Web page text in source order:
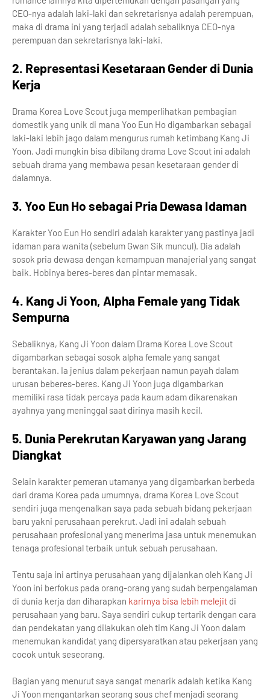
CEO-nya adalah laki-laki dan sekretarisnya adalah perempuan,
maka di drama ini yang terjadi adalah sebaliknya CEO-nya
perempuan dan sekretarisnya laki-laki.
2. Representasi Kesetaraan Gender di Dunia
Kerja
Drama Korea Love Scout juga memperlihatkan pembagian
domestik yang unik di mana Yoo Eun Ho digambarkan sebagai
laki-laki lebih jago dalam mengurus rumah ketimbang Kang Ji
Yoon. Jadi mungkin bisa dibilang drama Love Scout ini adalah
sebuah drama yang membawa pesan kesetaraan gender di
dalamnya.
3. Yoo Eun Ho sebagai Pria Dewasa Idaman
Karakter Yoo Eun Ho sendiri adalah karakter yang pastinya jadi
idaman para wanita (sebelum Gwan Sik muncul). Dia adalah
sosok pria dewasa dengan kemampuan manajerial yang sangat
baik. Hobinya beres-beres dan pintar memasak.
4. Kang Ji Yoon, Alpha Female yang Tidak
Sempurna
Sebaliknya, Kang Ji Yoon dalam Drama Korea Love Scout
digambarkan sebagai sosok alpha female yang sangat
berantakan. Ia jenius dalam pekerjaan namun payah dalam
urusan beberes-beres. Kang Ji Yoon juga digambarkan
memiliki rasa tidak percaya pada kaum adam dikarenakan
ayahnya yang meninggal saat dirinya masih kecil.
5. Dunia Perekrutan Karyawan yang Jarang
Diangkat
Selain karakter pemeran utamanya yang digambarkan berbeda
dari drama Korea pada umumnya, drama Korea Love Scout
sendiri juga mengenalkan saya pada sebuah bidang pekerjaan
baru yakni perusahaan perekrut. Jadi ini adalah sebuah
perusahaan profesional yang menerima jasa untuk menemukan
tenaga profesional terbaik untuk sebuah perusahaan.
Tentu saja ini artinya perusahaan yang dijalankan oleh Kang Ji
Yoon ini berfokus pada orang-orang yang sudah berpengalaman
di dunia kerja dan diharapkan karirnya bisa lebih melejit di
perusahaan yang baru. Saya sendiri cukup tertarik dengan cara
dan pendekatan yang dilakukan oleh tim Kang Ji Yoon dalam
menemukan kandidat yang dipersyaratkan atau pekerjaan yang
cocok untuk seseorang.
Bagian yang menurut saya sangat menarik adalah ketika Kang
Ji Yoon mengantarkan seorang sous chef menjadi seorang